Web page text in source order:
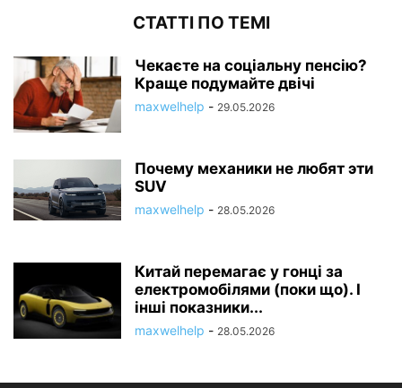
СТАТТІ ПО ТЕМІ
Чекаєте на соціальну пенсію?
Краще подумайте двічі
maxwelhelp - 29.05.2026
Почему механики не любят эти
SUV
maxwelhelp - 28.05.2026
Китай перемагає у гонці за
електромобілями (поки що). І
інші показники...
maxwelhelp - 28.05.2026